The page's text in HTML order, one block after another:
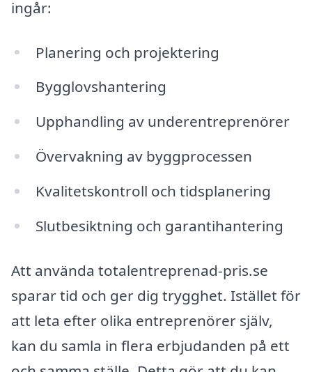
ingår:
Planering och projektering
Bygglovshantering
Upphandling av underentreprenörer
Övervakning av byggprocessen
Kvalitetskontroll och tidsplanering
Slutbesiktning och garantihantering
Att använda totalentreprenad-pris.se
sparar tid och ger dig trygghet. Istället för
att leta efter olika entreprenörer själv,
kan du samla in flera erbjudanden på ett